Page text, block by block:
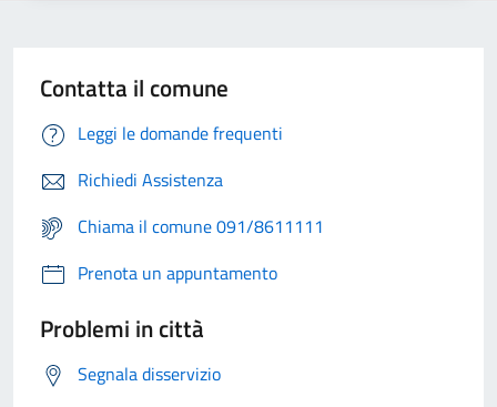
Contatta il comune
Leggi le domande frequenti
Richiedi Assistenza
Chiama il comune 091/8611111
Prenota un appuntamento
Problemi in città
Segnala disservizio